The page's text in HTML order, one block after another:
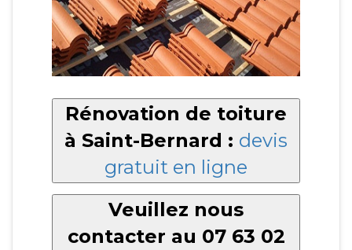
Rénovation de toiture
à Saint-Bernard : devis
gratuit en ligne
Veuillez nous
contacter au 07 63 02